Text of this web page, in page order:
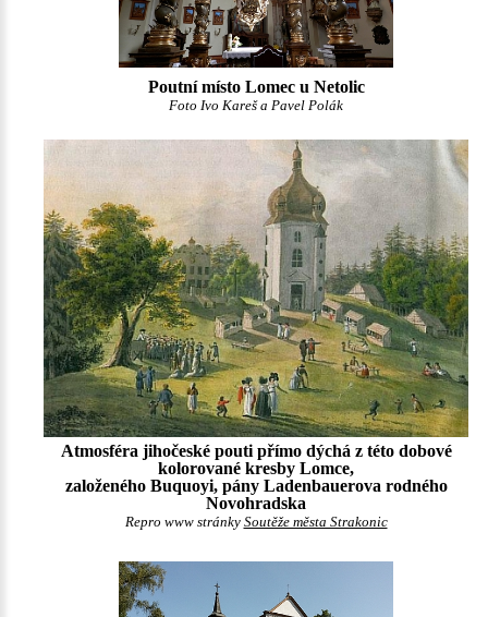
Poutní místo Lomec u Netolic
Foto Ivo Kareš a Pavel Polák
Atmosféra jihočeské pouti přímo dýchá z této dobové
kolorované kresby Lomce,
založeného Buquoyi, pány Ladenbauerova rodného
Novohradska
Repro www stránky Soutěže města Strakonic